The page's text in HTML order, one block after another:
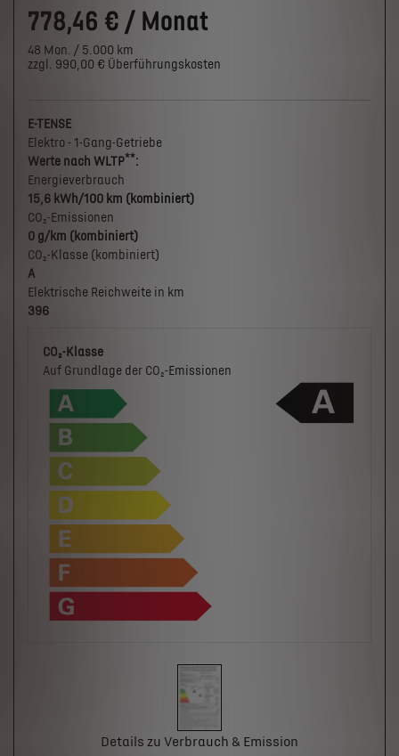
778,46 € / Monat
48 Mon. / 5.000 km
zzgl. 990,00 € Überführungskosten
E-TENSE
Elektro - 1-Gang-Getriebe
Werte nach WLTP**:
Energieverbrauch
15,6 kWh/100 km (kombiniert)
CO₂-Emissionen
0 g/km (kombiniert)
CO₂-Klasse (kombiniert)
A
Elektrische Reichweite in km
396
CO₂-Klasse
Auf Grundlage der CO₂-Emissionen
Details zu Verbrauch & Emission